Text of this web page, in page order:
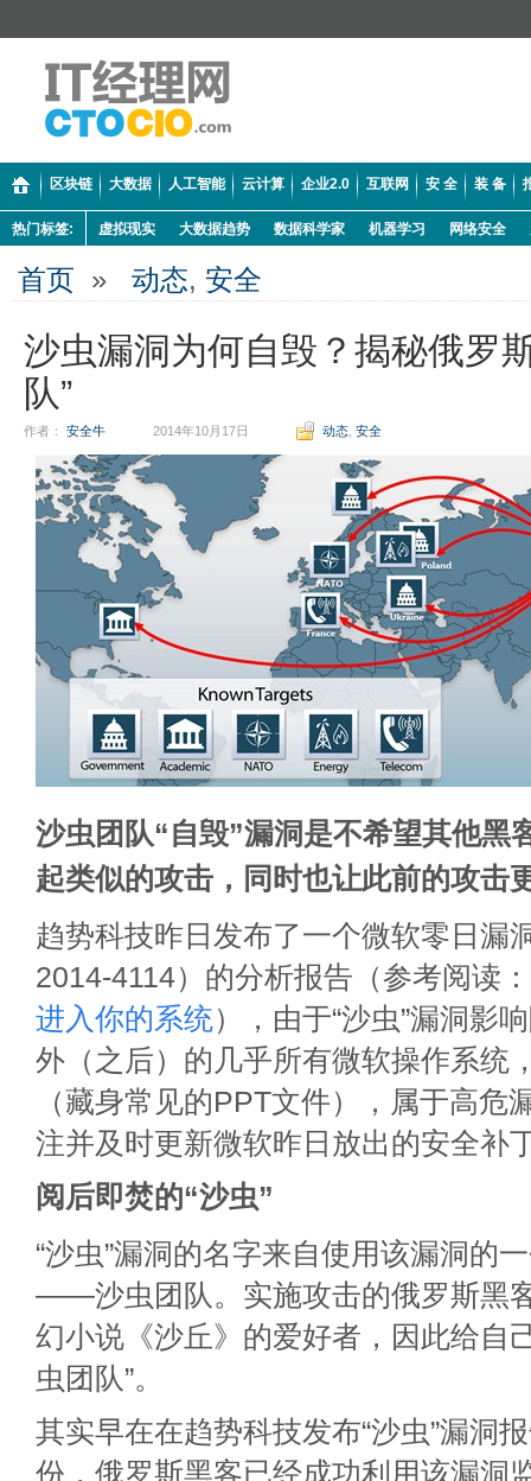
区块链 大数据 人工智能 云计算 企业2.0 互联网 安 全 装 备
热门标签: 虚拟现实 大数据趋势 数据科学家 机器学习 网络安全
首页 » 动态, 安全
沙虫漏洞为何自毁？揭秘俄罗
队”
作者： 安全牛 2014年10月17日 动态 安全
沙虫团队“自毁”漏洞是不希望其他黑
起类似的攻击，同时也让此前的攻击
趋势科技昨日发布了一个微软零日漏
2014-4114）的分析报告（参考阅读：
进入你的系统），由于“沙虫”漏洞影
外（之后）的几乎所有微软操作系统
（藏身常见的PPT文件），属于高危
注并及时更新微软昨日放出的安全补
阅后即焚的“沙虫”
“沙虫”漏洞的名字来自使用该漏洞的
——沙虫团队。实施攻击的俄罗斯黑
幻小说《沙丘》的爱好者，因此给自
虫团队”。
其实早在在趋势科技发布“沙虫”漏洞
份，俄罗斯黑客已经成功利用该漏洞